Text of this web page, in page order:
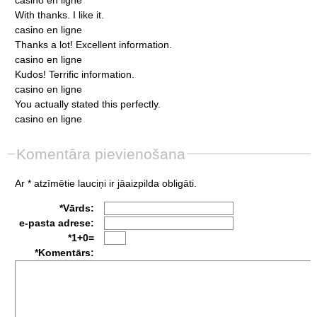
With thanks. I like it.
casino en ligne
Thanks a lot! Excellent information.
casino en ligne
Kudos! Terrific information.
casino en ligne
You actually stated this perfectly.
casino en ligne
Komentāra pievienošana
Ar * atzīmētie lauciņi ir jāaizpilda obligāti.
*Vārds:
e-pasta adrese:
*1+0=
*Komentārs: